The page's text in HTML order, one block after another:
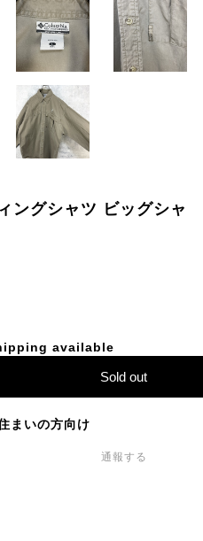
ングシャツ ビッグシャ
available
Sold out
まいの方向け
通報する